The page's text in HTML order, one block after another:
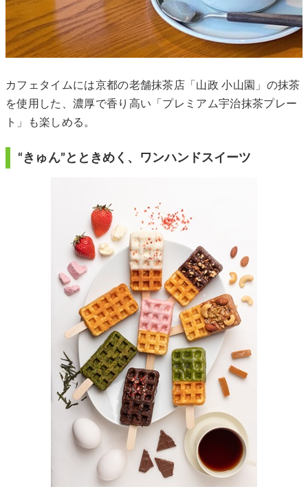
カフェタイムには京都の老舗抹茶店「山政 小山園」の抹茶
を使用した、濃厚で香り高い「プレミアム宇治抹茶プレー
ト」も楽しめる。
“きゅん”とときめく、ワンハンドスイーツ